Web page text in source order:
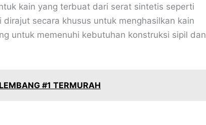
kain yang terbuat dari serat sintetis seperti
secara khusus untuk menghasilkan kain
untuk memenuhi kebutuhan konstruksi sipil dan
#1 TERMURAH